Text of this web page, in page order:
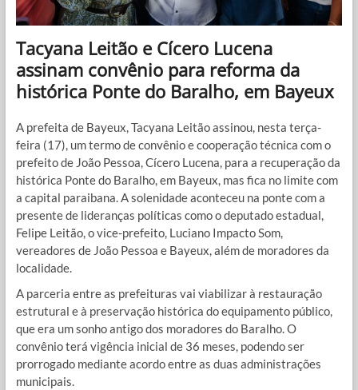
Tacyana Leitão e Cícero Lucena
assinam convênio para reforma da
histórica Ponte do Baralho, em Bayeux
A prefeita de Bayeux, Tacyana Leitão assinou, nesta terça-
feira (17), um termo de convênio e cooperação técnica com o
prefeito de João Pessoa, Cícero Lucena, para a recuperação da
histórica Ponte do Baralho, em Bayeux, mas fica no limite com
a capital paraibana. A solenidade aconteceu na ponte com a
presente de lideranças políticas como o deputado estadual,
Felipe Leitão, o vice-prefeito, Luciano Impacto Som,
vereadores de João Pessoa e Bayeux, além de moradores da
localidade.
A parceria entre as prefeituras vai viabilizar à restauração
estrutural e à preservação histórica do equipamento público,
que era um sonho antigo dos moradores do Baralho. O
convênio terá vigência inicial de 36 meses, podendo ser
prorrogado mediante acordo entre as duas administrações
municipais.